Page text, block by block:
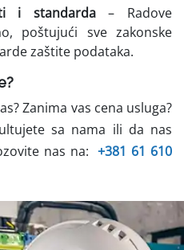
i standarda– Radove
poštujući sve zakonske
zaštite podataka.
Zanima vas cena usluga?
sa nama ili da nas
nas na: +381 61 610